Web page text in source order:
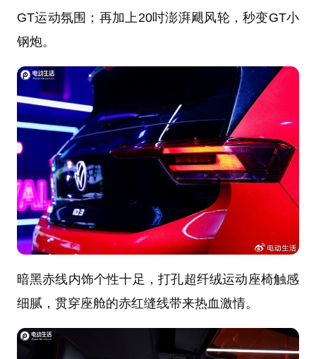
GT运动氛围；再加上20吋澎湃飓风轮，秒变GT小
钢炮。
暗黑赤线内饰个性十足，打孔超纤绒运动座椅触感
细腻，贯穿座舱的赤红缝线带来热血激情。